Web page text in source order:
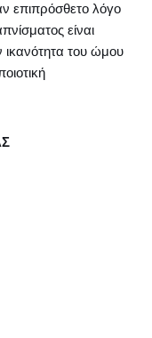
επιπρόσθετο λόγο
είναι
ικανότητα του ώμου